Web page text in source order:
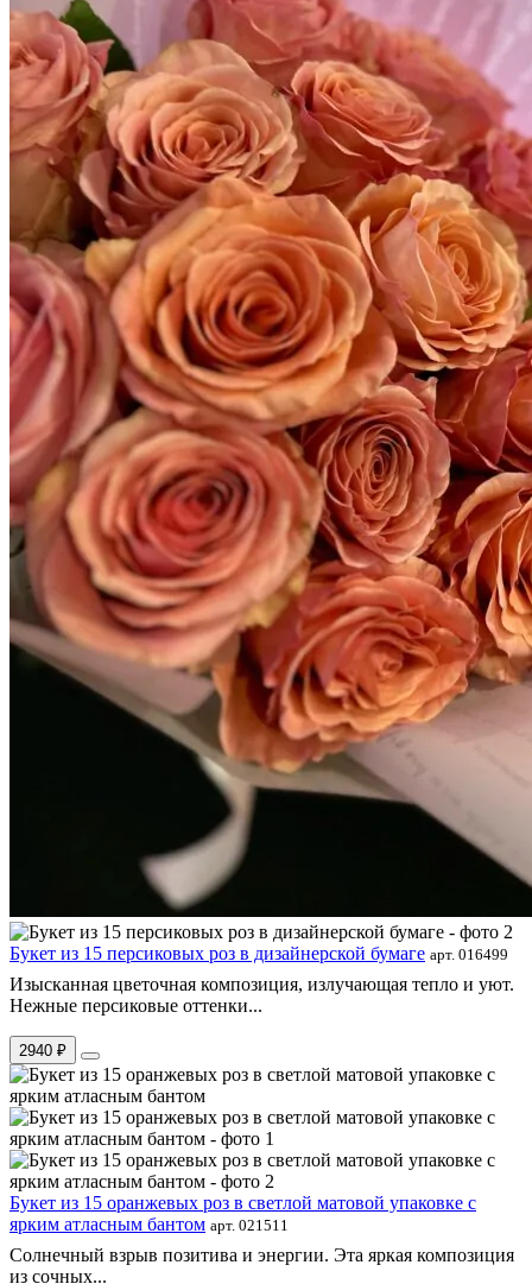
Букет из 15 персиковых роз в дизайнерской бумаге арт. 016499
Изысканная цветочная композиция, излучающая тепло и уют.
Нежные персиковые оттенки...
2940 ₽
Букет из 15 оранжевых роз в светлой матовой упаковке с
ярким атласным бантом арт. 021511
Солнечный взрыв позитива и энергии. Эта яркая композиция
из сочных...